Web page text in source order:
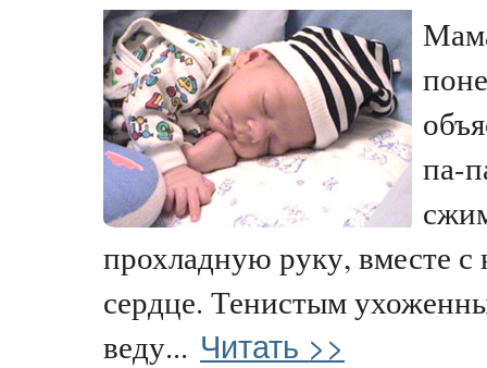
па-
прохладную руку, вместе
сердце. Тенистым
веду... Читать >>